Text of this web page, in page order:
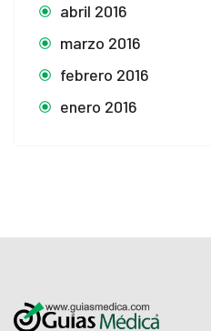
abril 2016
marzo 2016
febrero 2016
enero 2016